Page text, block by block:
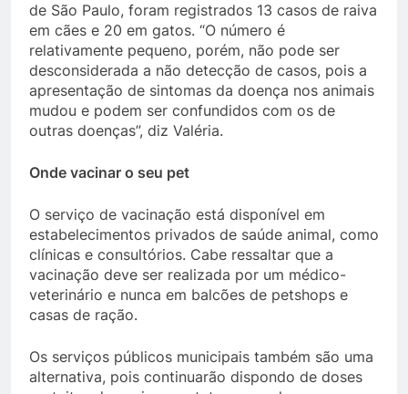
de São Paulo, foram registrados 13 casos de raiva
em cães e 20 em gatos. “O número é
relativamente pequeno, porém, não pode ser
desconsiderada a não detecção de casos, pois a
apresentação de sintomas da doença nos animais
mudou e podem ser confundidos com os de
outras doenças”, diz Valéria.
Onde vacinar o seu pet
O serviço de vacinação está disponível em
estabelecimentos privados de saúde animal, como
clínicas e consultórios. Cabe ressaltar que a
vacinação deve ser realizada por um médico-
veterinário e nunca em balcões de petshops e
casas de ração.
Os serviços públicos municipais também são uma
alternativa, pois continuarão dispondo de doses